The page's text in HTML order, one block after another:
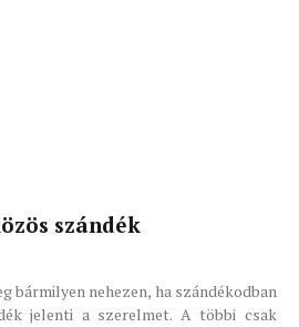
szándék
bármilyen nehezen, ha szándékodban
jelenti a szerelmet. A többi csak